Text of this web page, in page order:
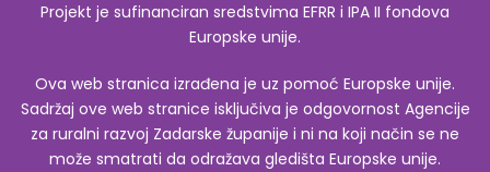
Projekt je sufinanciran sredstvima EFRR i IPA II fondova
Europske unije.
Ova web stranica izrađena je uz pomoć Europske unije.
Sadržaj ove web stranice isključiva je odgovornost Agencije
za ruralni razvoj Zadarske županije i ni na koji način se ne
može smatrati da odražava gledišta Europske unije.